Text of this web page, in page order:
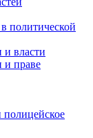
политической
и власти
и праве